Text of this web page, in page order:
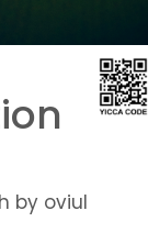
by oviul